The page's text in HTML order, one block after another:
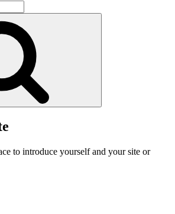
to introduce yourself and your site or